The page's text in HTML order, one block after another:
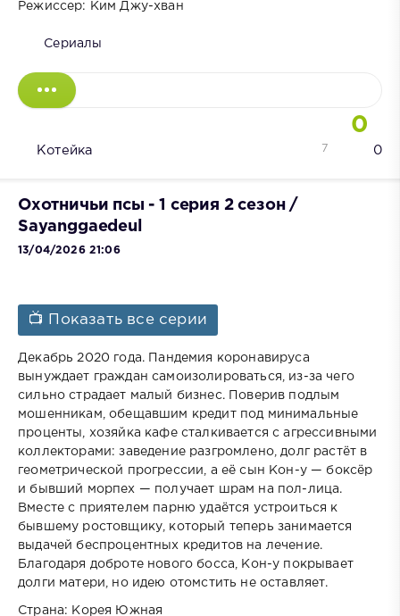
Режиссер: Ким Джу-хван
Сериалы
0
Котейка 0
7
Охотничьи псы - 1 серия 2 сезон /
Sayanggaedeul
13/04/2026 21:06
📺 Показать все серии
Декабрь 2020 года. Пандемия коронавируса
вынуждает граждан самоизолироваться, из-за чего
сильно страдает малый бизнес. Поверив подлым
мошенникам, обещавшим кредит под минимальные
проценты, хозяйка кафе сталкивается с агрессивными
коллекторами: заведение разгромлено, долг растёт в
геометрической прогрессии, а её сын Кон-у — боксёр
и бывший морпех — получает шрам на пол-лица.
Вместе с приятелем парню удаётся устроиться к
бывшему ростовщику, который теперь занимается
выдачей беспроцентных кредитов на лечение.
Благодаря доброте нового босса, Кон-у покрывает
долги матери, но идею отомстить не оставляет.
Страна: Корея Южная